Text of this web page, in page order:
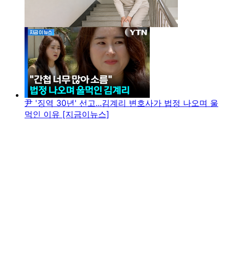
尹 '징역 30년' 선고...김계리 변호사가 법정 나오며 울
먹인 이유 [지금이뉴스]